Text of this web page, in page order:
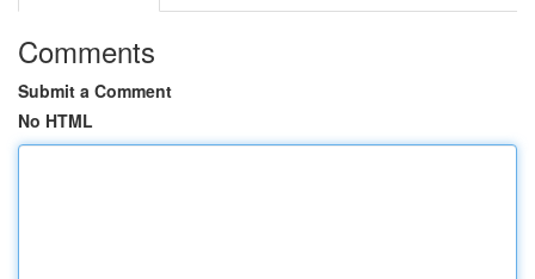
Comments
Submit a Comment
No HTML